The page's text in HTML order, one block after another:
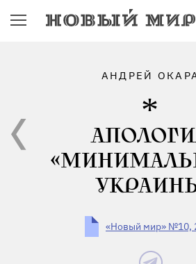
АНДРЕЙ
«Новый мир» №10,